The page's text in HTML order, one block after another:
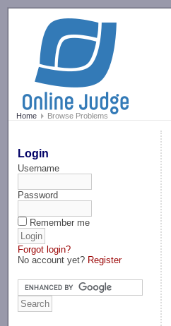
Home Browse Problems
Login
Username
Password
Remember me
Forgot login?
No account yet? Register